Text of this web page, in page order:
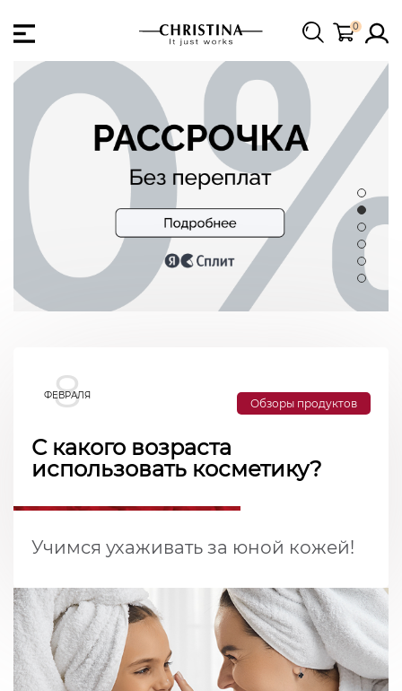
0
8
ФЕВРАЛЯ
Обзоры продуктов
С какого возраста
использовать косметику?
Учимся ухаживать за юной кожей!